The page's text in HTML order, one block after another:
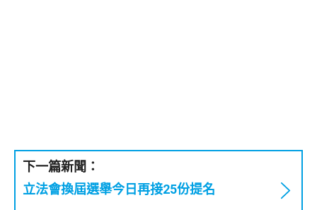
下一篇新聞：
立法會換屆選舉今日再接25份提名